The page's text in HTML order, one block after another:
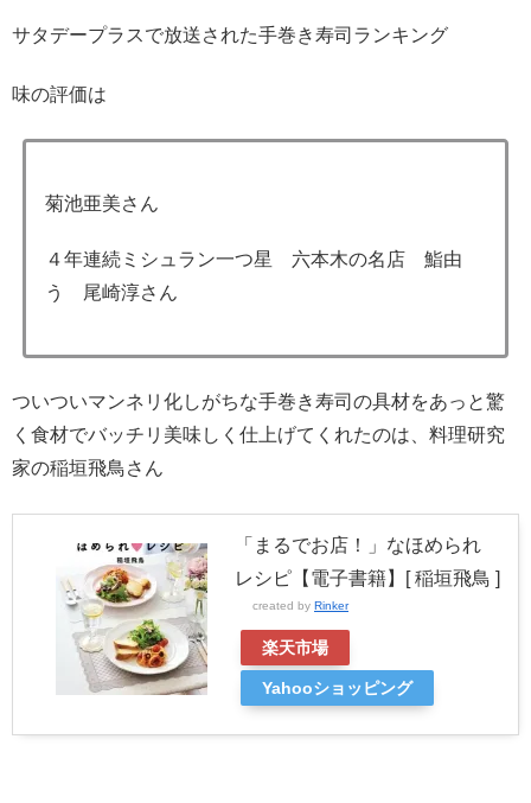
サタデープラスで放送された手巻き寿司ランキング
味の評価は
菊池亜美さん
４年連続ミシュラン一つ星 六本木の名店 鮨由
う 尾崎淳さん
ついついマンネリ化しがちな手巻き寿司の具材をあっと驚
く食材でバッチリ美味しく仕上げてくれたのは、料理研究
家の稲垣飛鳥さん
「まるでお店！」なほめられ
レシピ【電子書籍】[ 稲垣飛鳥 ]
created by Rinker
楽天市場
Yahooショッピング